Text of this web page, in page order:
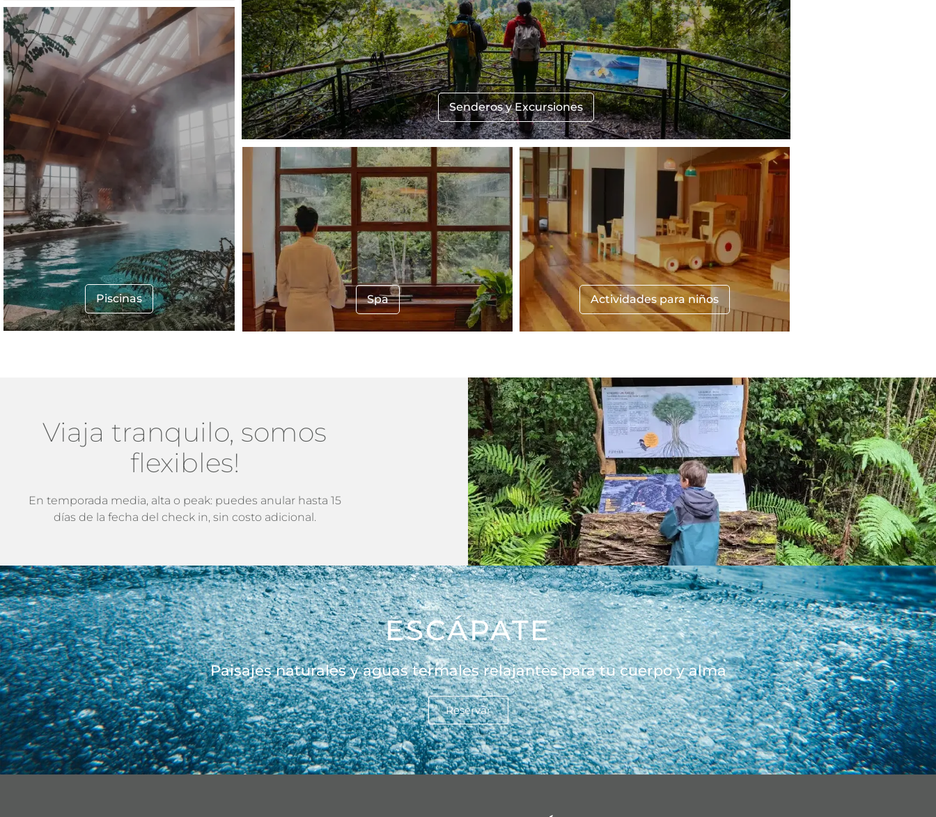
Piscinas
Senderos y Excursiones
Spa Actividades para niños
Viaja tranquilo, somos
flexibles!
En temporada media, alta o peak: puedes anular hasta 15
días de la fecha del check in, sin costo adicional.
ESCÁPATE
Paisajes naturales y aguas termales relajantes para tu cuerpo y alma
Reservar